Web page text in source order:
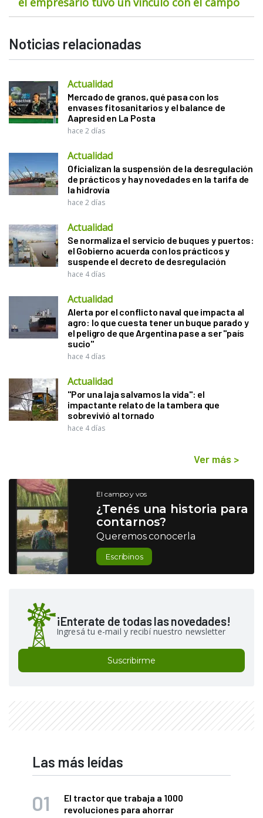
Noticias relacionadas
Actualidad
Mercado de granos, qué pasa con los
envases fitosanitarios y el balance de
Aapresid en La Posta
hace 2 días
Actualidad
Oficializan la suspensión de la desregulación
de prácticos y hay novedades en la tarifa de
la hidrovía
hace 2 días
Actualidad
Se normaliza el servicio de buques y puertos:
el Gobierno acuerda con los prácticos y
suspende el decreto de desregulación
hace 4 días
Actualidad
Alerta por el conflicto naval que impacta al
agro: lo que cuesta tener un buque parado y
el peligro de que Argentina pase a ser "país
sucio"
hace 4 días
Actualidad
"Por una laja salvamos la vida": el
impactante relato de la tambera que
sobrevivió al tornado
hace 4 días
Ver más >
El campo y vos
¿Tenés una historia para
contarnos?
Queremos conocerla
Escribinos
¡Enterate de todas las novedades!
Ingresá tu e-mail y recibí nuestro newsletter
Suscribirme
Las más leídas
El tractor que trabaja a 1000
revoluciones para ahorrar